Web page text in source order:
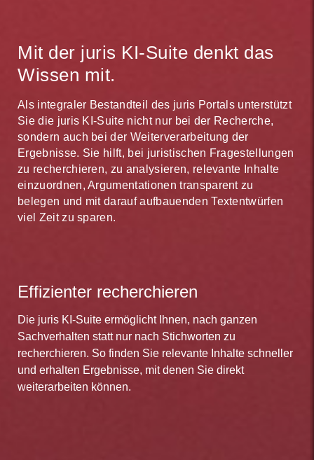
Mit der juris KI-Suite denkt das
Wissen mit.
Als integraler Bestandteil des juris Portals unterstützt
Sie die juris KI-Suite nicht nur bei der Recherche,
sondern auch bei der Weiterverarbeitung der
Ergebnisse. Sie hilft, bei juristischen Fragestellungen
zu recherchieren, zu analysieren, relevante Inhalte
einzuordnen, Argumentationen transparent zu
belegen und mit darauf aufbauenden Textentwürfen
viel Zeit zu sparen.
Effizienter recherchieren
Die juris KI-Suite ermöglicht Ihnen, nach ganzen
Sachverhalten statt nur nach Stichworten zu
recherchieren. So finden Sie relevante Inhalte schneller
und erhalten Ergebnisse, mit denen Sie direkt
weiterarbeiten können.